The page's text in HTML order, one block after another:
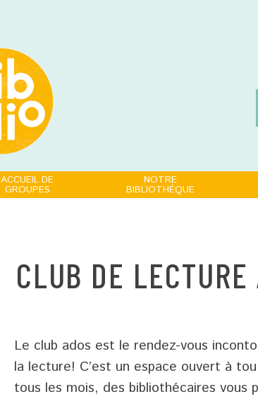
ACCUEIL DE
GROUPES
NOTRE
BIBLIOTHÈQUE
CLUB DE LECTURE
Le club ados est le rendez-vous
la lecture! C’est un espace ouvert à
tous les mois, des bibliothécaires vous